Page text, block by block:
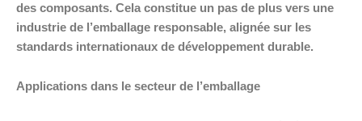
des composants. Cela constitue un pas de plus vers une
industrie de l’emballage responsable, alignée sur les
standards internationaux de développement durable.
Applications dans le secteur de l’emballage